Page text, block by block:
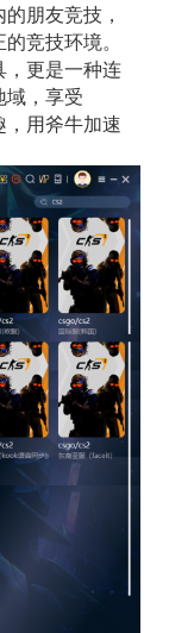
朋友竞技，
竞技环境。
，更是一种连
域，享受
，用斧牛加速